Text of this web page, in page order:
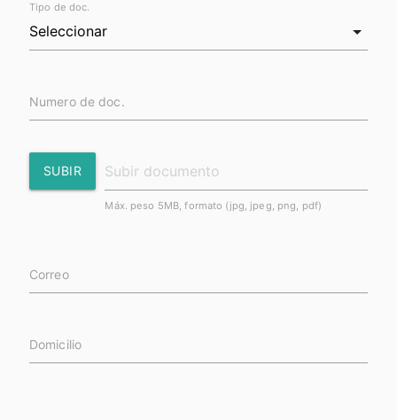
Tipo de doc.
Numero de doc.
SUBIR
Máx. peso 5MB, formato (jpg, jpeg, png, pdf)
Correo
Domicilio